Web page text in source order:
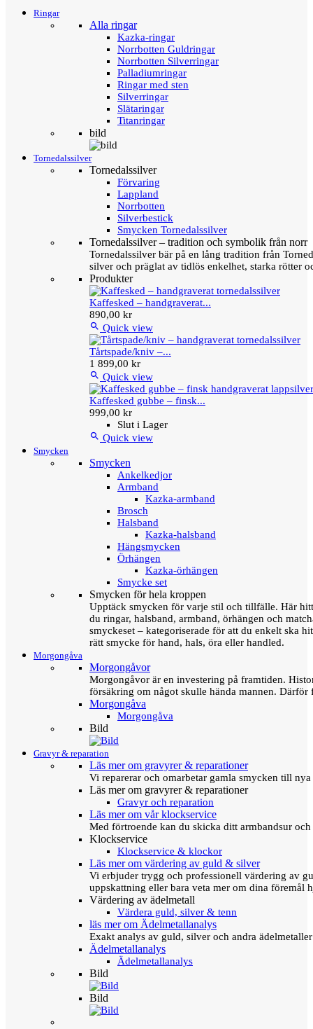
Ringar
Alla ringar
Kazka-ringar
Norrbotten Guldringar
Norrbotten Silverringar
Palladiumringar
Ringar med sten
Silverringar
Slätaringar
Titanringar
bild
Tornedalssilver
Tornedalssilver
Förvaring
Lappland
Norrbotten
Silverbestick
Smycken Tornedalssilver
Tornedalssilver – tradition och symbolik från norr
Tornedalssilver bär på en lång tradition från
silver och präglat av tidlös enkelhet, starka rötter
Produkter
Kaffesked – handgraverat...
890,00 kr
 Quick view
Tårtspade/kniv –...
1 899,00 kr
 Quick view
Kaffesked gubbe – finsk...
999,00 kr
Slut i Lager
 Quick view
Smycken
Smycken
Ankelkedjor
Armband
Kazka-armband
Brosch
Halsband
Kazka-halsband
Hängsmycken
Örhängen
Kazka-örhängen
Smycke set
Smycken för hela kroppen
Upptäck smycken för varje stil och tillfälle. Här
du ringar, halsband, armband, örhängen och
smyckeset – kategoriserade för att du enkelt ska
rätt smycke för hand, hals, öra eller handled.
Morgongåva
Morgongåvor
Morgongåvor är en investering på framtiden.
försäkring om något skulle hända mannen.
Morgongåva
Morgongåva
Bild
Gravyr & reparation
Läs mer om gravyrer & reparationer
Vi reparerar och omarbetar gamla smycken till
Läs mer om gravyrer & reparationer
Gravyr och reparation
Läs mer om vår klockservice
Med förtroende kan du skicka ditt armbandsur
Klockservice
Klockservice & klockor
Läs mer om värdering av guld & silver
Vi erbjuder trygg och professionell värdering av
uppskattning eller bara veta mer om dina föremål
Värdering av ädelmetall
Värdera guld, silver & tenn
läs mer om Ädelmetallanalys
Exakt analys av guld, silver och andra
Ädelmetallanalys
Ädelmetallanalys
Bild
Bild